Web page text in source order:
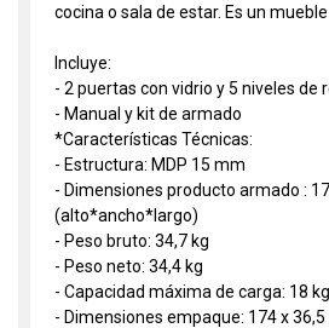
cocina o sala de estar. Es un
Incluye:
- 2 puertas con vidrio y 5 niveles de
- Manual y kit de armado
*Características Técnicas:
- Estructura: MDP 15 mm
- Dimensiones producto armado :
(alto*ancho*largo)
- Peso bruto: 34,7 kg
- Peso neto: 34,4 kg
- Capacidad máxima de carga: 18
- Dimensiones empaque: 174 x 36,5